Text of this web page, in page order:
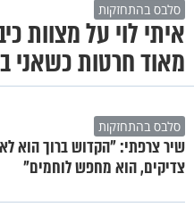
סלבס בהתחזקות
איתי לוי על מצוות
מאוד חרטות כשאני
סלבס בהתחזקות
שיר צרפתי: "הקדוש ברוך הוא
צדיקים, הוא מחפש לוחמים"